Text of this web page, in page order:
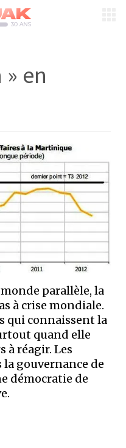
en
parallèle, la
à crise mondiale.
qui connaissent la
quand elle
à réagir. Les
gouvernance de
démocratie de